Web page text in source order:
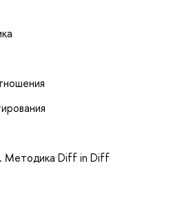
Методика Diff in Diff